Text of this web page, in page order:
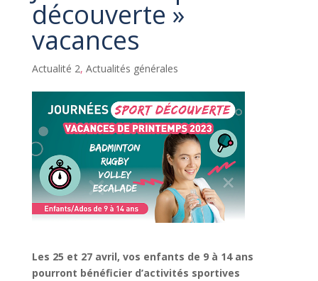
découverte »
vacances
Actualité 2, Actualités générales
Les 25 et 27 avril, vos enfants de 9 à 14 ans
pourront bénéficier d’activités sportives